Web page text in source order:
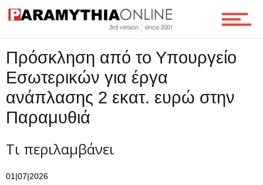
Επικοινωνία
Πρόσκληση από το Υπουργείο
Εσωτερικών για έργα
ανάπλασης 2 εκατ. ευρώ στην
Παραμυθιά
Τι περιλαμβάνει
01|07|2026